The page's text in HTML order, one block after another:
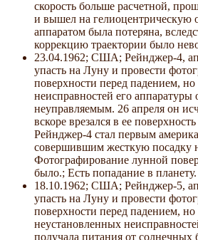
скорость больше расчетной,
и вышел на гелиоцентрическую
аппаратом была потеряна,
коррекцию траектории было
23.04.1962; США; Рейнджер-4,
упасть на Луну и провести
поверхности перед падением, но
неисправностей его аппаратуры
неуправляемым. 26 апреля он
вскоре врезался в ее
Рейнджер-4 стал первым
совершившим жесткую посадку
Фотографирование лунной
было.; Есть попадание в планету.
18.10.1962; США; Рейнджер-5,
упасть на Луну и провести
поверхности перед падением, но
неустановленных
получала питания от солнечных